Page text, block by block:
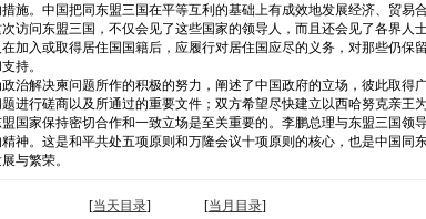
。中国把同东盟三国在平等互利的基础上有成效地发展经济、贸易
访问东盟三国，不仅会见了这些国家的领导人，而且还会见了各界
入或取得居住国国籍后，应履行对居住国应尽的义务，对那些仍
持。
解决柬问题所作的积极的努力，阐述了中国政府的立场，彼此取
行磋商以及所通过的重要文件；双方希望尽快建立以西哈努克亲
家保持密切合作和一致立场是至关重要的。李鹏总理与东盟三国领
。这是和平共处五项原则和万隆会议十项原则的核心，也是中国
与繁荣。
[当天目录] [当月目录]